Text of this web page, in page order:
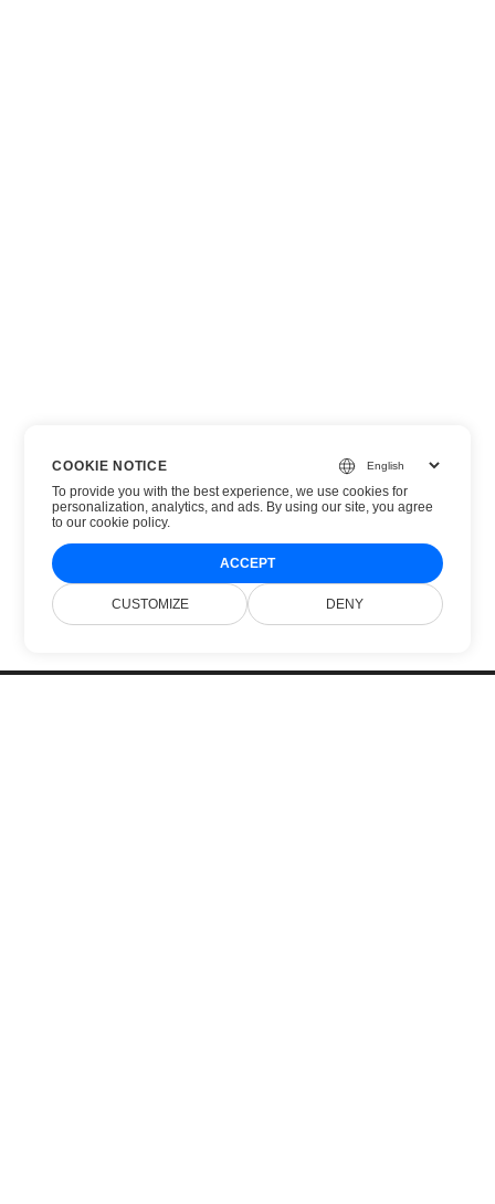
COOKIE NOTICE
To provide you with the best experience, we use cookies for
personalization, analytics, and ads. By using our site, you agree
toour cookie policy.
ACCEPT
CUSTOMIZE DENY